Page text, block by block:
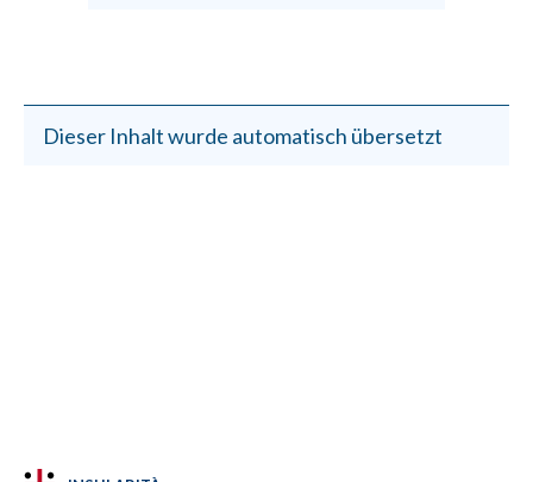
Dieser Inhalt wurde automatisch übersetzt